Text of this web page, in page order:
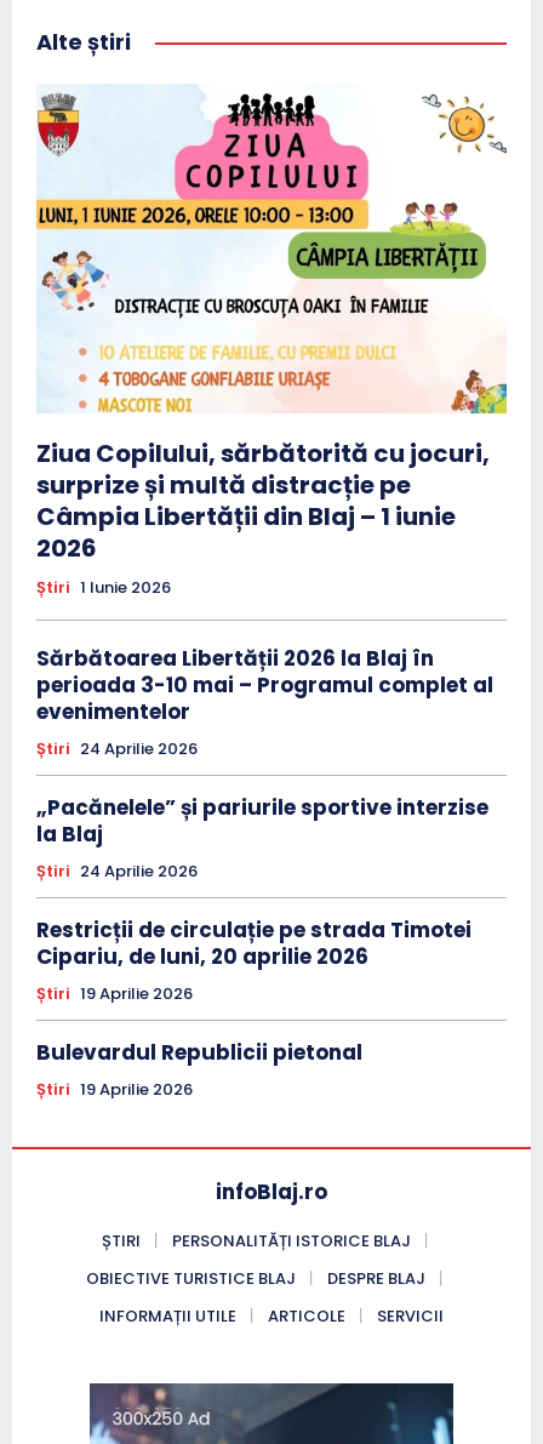
Alte știri
Ziua Copilului, sărbătorită cu jocuri,
surprize și multă distracție pe
Câmpia Libertății din Blaj – 1 iunie
2026
Știri 1 Iunie 2026
Sărbătoarea Libertății 2026 la Blaj în
perioada 3-10 mai – Programul complet al
evenimentelor
Știri 24 Aprilie 2026
„Pacănelele” și pariurile sportive interzise
la Blaj
Știri 24 Aprilie 2026
Restricții de circulație pe strada Timotei
Cipariu, de luni, 20 aprilie 2026
Știri 19 Aprilie 2026
Bulevardul Republicii pietonal
Știri 19 Aprilie 2026
infoBlaj.ro
ȘTIRI
PERSONALITĂȚI ISTORICE BLAJ
OBIECTIVE TURISTICE BLAJ
DESPRE BLAJ
INFORMAȚII UTILE
ARTICOLE SERVICII